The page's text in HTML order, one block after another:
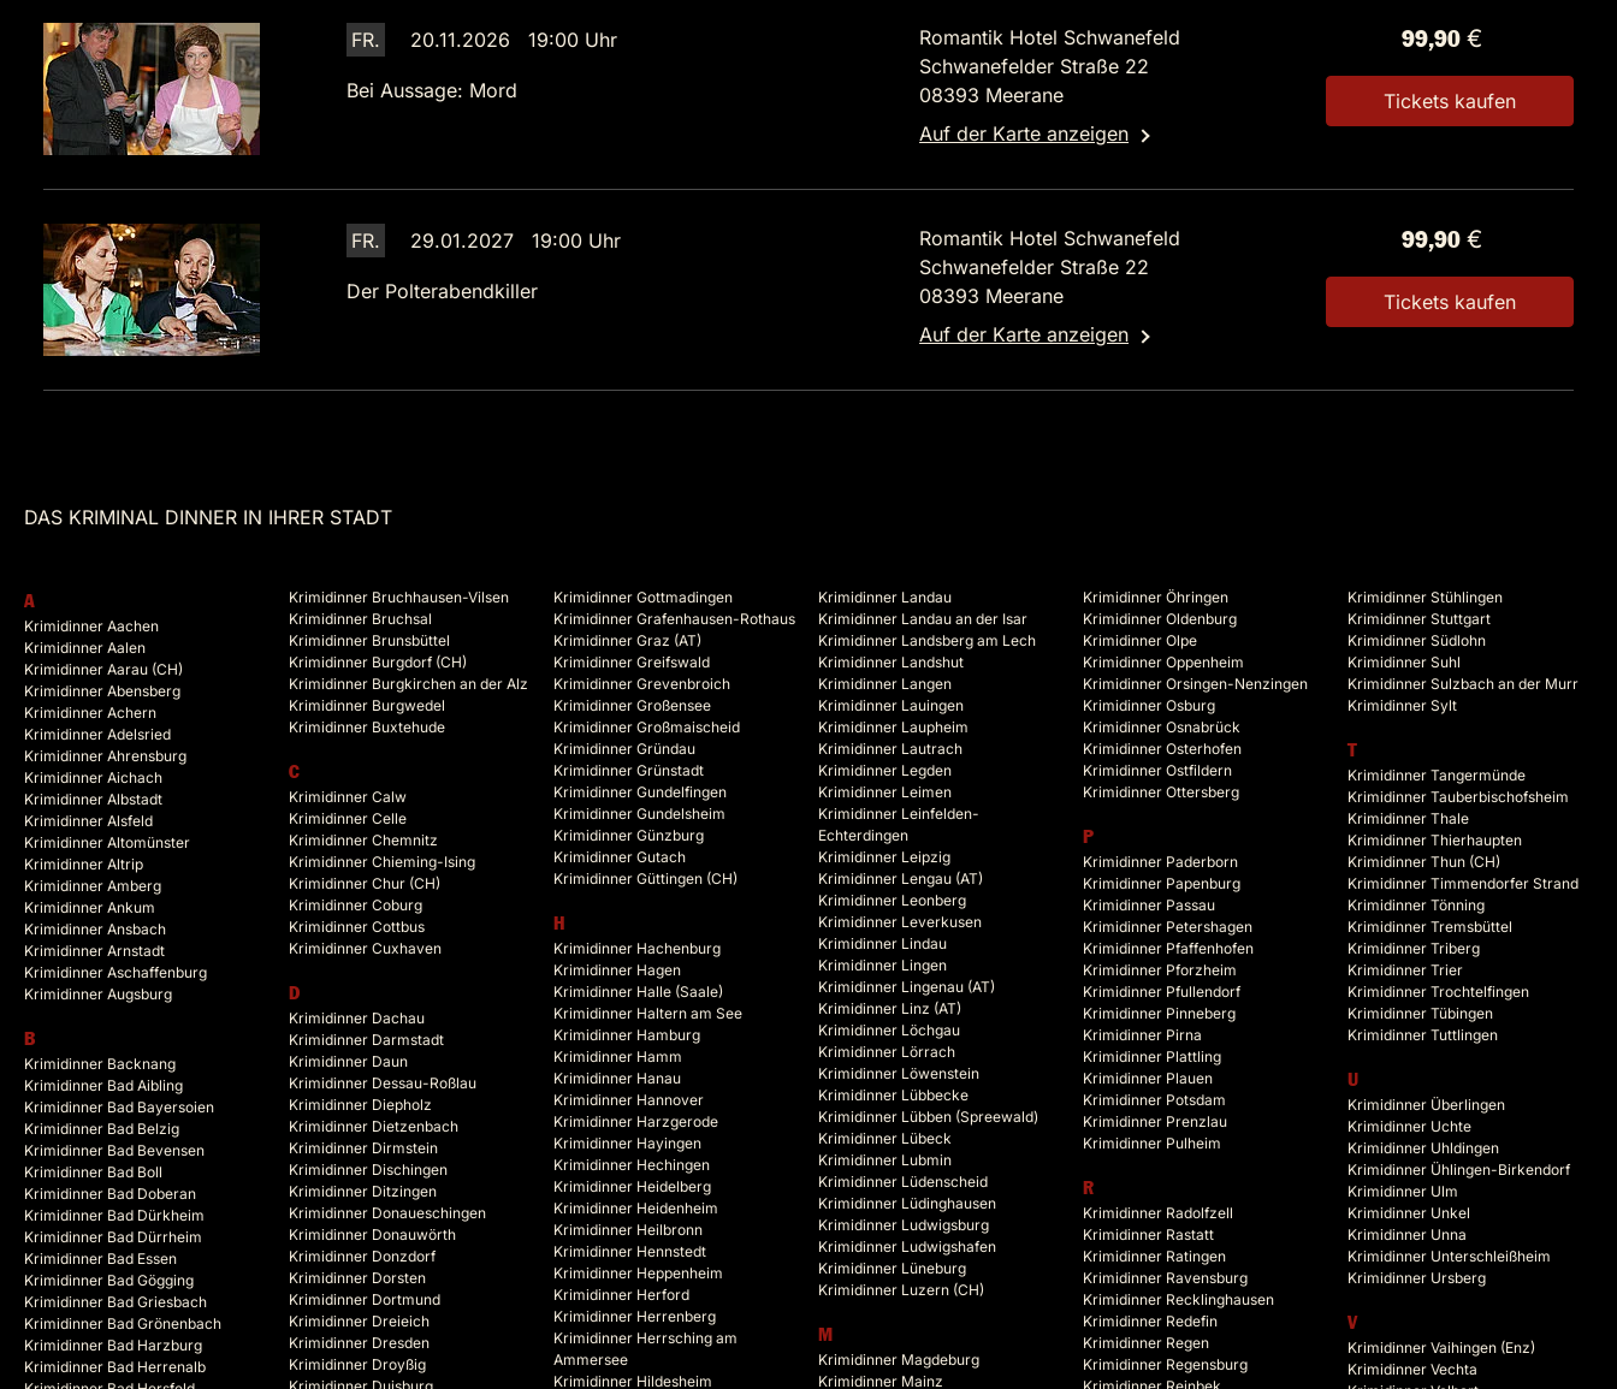
FR. 20.11.2026 19:00 Uhr
Bei Aussage: Mord
Romantik Hotel Schwanefeld
Schwanefelder Straße 22
08393 Meerane
Auf der Karte anzeigen
99,90 €
Tickets kaufen
FR. 29.01.2027 19:00 Uhr
Der Polterabendkiller
Romantik Hotel Schwanefeld
Schwanefelder Straße 22
08393 Meerane
Auf der Karte anzeigen
99,90 €
Tickets kaufen
DAS KRIMINAL DINNER IN IHRER STADT
A
Krimidinner Aachen
Krimidinner Aalen
Krimidinner Aarau (CH)
Krimidinner Abensberg
Krimidinner Achern
Krimidinner Adelsried
Krimidinner Ahrensburg
Krimidinner Aichach
Krimidinner Albstadt
Krimidinner Alsfeld
Krimidinner Altomünster
Krimidinner Altrip
Krimidinner Amberg
Krimidinner Ankum
Krimidinner Ansbach
Krimidinner Arnstadt
Krimidinner Aschaffenburg
Krimidinner Augsburg
B
Krimidinner Backnang
Krimidinner Bad Aibling
Krimidinner Bad Bayersoien
Krimidinner Bad Belzig
Krimidinner Bad Bevensen
Krimidinner Bad Boll
Krimidinner Bad Doberan
Krimidinner Bad Dürkheim
Krimidinner Bad Dürrheim
Krimidinner Bad Essen
Krimidinner Bad Gögging
Krimidinner Bad Griesbach
Krimidinner Bad Grönenbach
Krimidinner Bad Harzburg
Krimidinner Bad Herrenalb
Krimidinner Bruchhausen-Vilsen
Krimidinner Bruchsal
Krimidinner Brunsbüttel
Krimidinner Burgdorf (CH)
Krimidinner Burgkirchen an der Alz
Krimidinner Burgwedel
Krimidinner Buxtehude
C
Krimidinner Calw
Krimidinner Celle
Krimidinner Chemnitz
Krimidinner Chieming-Ising
Krimidinner Chur (CH)
Krimidinner Coburg
Krimidinner Cottbus
Krimidinner Cuxhaven
D
Krimidinner Dachau
Krimidinner Darmstadt
Krimidinner Daun
Krimidinner Dessau-Roßlau
Krimidinner Diepholz
Krimidinner Dietzenbach
Krimidinner Dirmstein
Krimidinner Dischingen
Krimidinner Ditzingen
Krimidinner Donaueschingen
Krimidinner Donauwörth
Krimidinner Donzdorf
Krimidinner Dorsten
Krimidinner Dortmund
Krimidinner Dreieich
Krimidinner Dresden
Krimidinner Droyßig
Krimidinner Gottmadingen
Krimidinner Grafenhausen-Rothaus
Krimidinner Graz (AT)
Krimidinner Greifswald
Krimidinner Grevenbroich
Krimidinner Großensee
Krimidinner Großmaischeid
Krimidinner Gründau
Krimidinner Grünstadt
Krimidinner Gundelfingen
Krimidinner Gundelsheim
Krimidinner Günzburg
Krimidinner Gutach
Krimidinner Güttingen (CH)
H
Krimidinner Hachenburg
Krimidinner Hagen
Krimidinner Halle (Saale)
Krimidinner Haltern am See
Krimidinner Hamburg
Krimidinner Hamm
Krimidinner Hanau
Krimidinner Hannover
Krimidinner Harzgerode
Krimidinner Hayingen
Krimidinner Hechingen
Krimidinner Heidelberg
Krimidinner Heidenheim
Krimidinner Heilbronn
Krimidinner Hennstedt
Krimidinner Heppenheim
Krimidinner Herford
Krimidinner Herrenberg
Krimidinner Herrsching am
Ammersee
Krimidinner Hildesheim
Krimidinner Landau
Krimidinner Landau an der Isar
Krimidinner Landsberg am Lech
Krimidinner Landshut
Krimidinner Langen
Krimidinner Lauingen
Krimidinner Laupheim
Krimidinner Lautrach
Krimidinner Legden
Krimidinner Leimen
Krimidinner Leinfelden-
Echterdingen
Krimidinner Leipzig
Krimidinner Lengau (AT)
Krimidinner Leonberg
Krimidinner Leverkusen
Krimidinner Lindau
Krimidinner Lingen
Krimidinner Lingenau (AT)
Krimidinner Linz (AT)
Krimidinner Löchgau
Krimidinner Lörrach
Krimidinner Löwenstein
Krimidinner Lübbecke
Krimidinner Lübben (Spreewald)
Krimidinner Lübeck
Krimidinner Lubmin
Krimidinner Lüdenscheid
Krimidinner Lüdinghausen
Krimidinner Ludwigsburg
Krimidinner Ludwigshafen
Krimidinner Lüneburg
Krimidinner Luzern (CH)
M
Krimidinner Magdeburg
Krimidinner Mainz
Krimidinner Öhringen
Krimidinner Oldenburg
Krimidinner Olpe
Krimidinner Oppenheim
Krimidinner Orsingen-Nenzingen
Krimidinner Osburg
Krimidinner Osnabrück
Krimidinner Osterhofen
Krimidinner Ostfildern
Krimidinner Ottersberg
P
Krimidinner Paderborn
Krimidinner Papenburg
Krimidinner Passau
Krimidinner Petershagen
Krimidinner Pfaffenhofen
Krimidinner Pforzheim
Krimidinner Pfullendorf
Krimidinner Pinneberg
Krimidinner Pirna
Krimidinner Plattling
Krimidinner Plauen
Krimidinner Potsdam
Krimidinner Prenzlau
Krimidinner Pulheim
R
Krimidinner Radolfzell
Krimidinner Rastatt
Krimidinner Ratingen
Krimidinner Ravensburg
Krimidinner Recklinghausen
Krimidinner Redefin
Krimidinner Regen
Krimidinner Regensburg
Krimidinner Stühlingen
Krimidinner Stuttgart
Krimidinner Südlohn
Krimidinner Suhl
Krimidinner Sulzbach an der Murr
Krimidinner Sylt
T
Krimidinner Tangermünde
Krimidinner Tauberbischofsheim
Krimidinner Thale
Krimidinner Thierhaupten
Krimidinner Thun (CH)
Krimidinner Timmendorfer Strand
Krimidinner Tönning
Krimidinner Tremsbüttel
Krimidinner Triberg
Krimidinner Trier
Krimidinner Trochtelfingen
Krimidinner Tübingen
Krimidinner Tuttlingen
U
Krimidinner Überlingen
Krimidinner Uchte
Krimidinner Uhldingen
Krimidinner Ühlingen-Birkendorf
Krimidinner Ulm
Krimidinner Unkel
Krimidinner Unna
Krimidinner Unterschleißheim
Krimidinner Ursberg
V
Krimidinner Vaihingen (Enz)
Krimidinner Vechta